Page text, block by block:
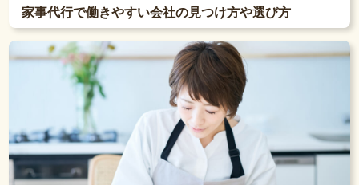
家事代行で働きやすい会社の見つけ方や選び方